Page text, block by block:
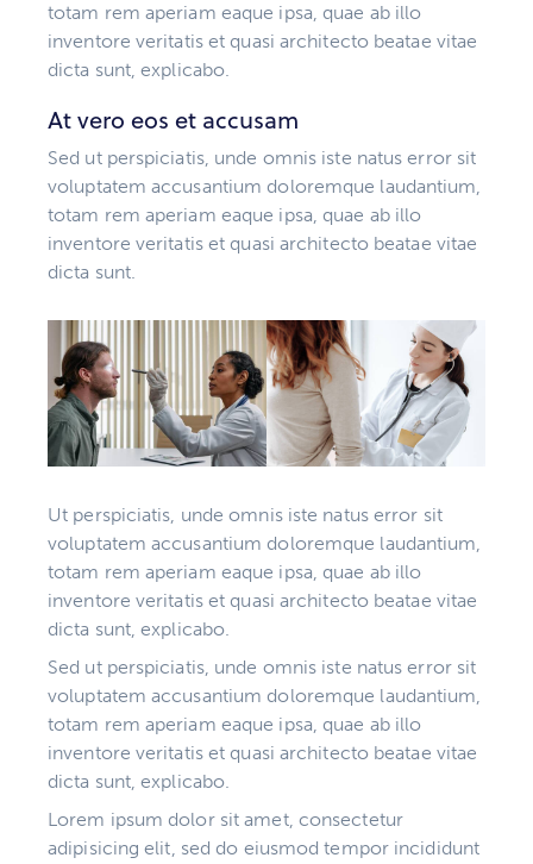
totam rem aperiam eaque ipsa, quae ab illo
inventore veritatis et quasi architecto beatae vitae
dicta sunt, explicabo.
At vero eos et accusam
Sed ut perspiciatis, unde omnis iste natus error sit
voluptatem accusantium doloremque laudantium,
totam rem aperiam eaque ipsa, quae ab illo
inventore veritatis et quasi architecto beatae vitae
dicta sunt.
Ut perspiciatis, unde omnis iste natus error sit
voluptatem accusantium doloremque laudantium,
totam rem aperiam eaque ipsa, quae ab illo
inventore veritatis et quasi architecto beatae vitae
dicta sunt, explicabo.
Sed ut perspiciatis, unde omnis iste natus error sit
voluptatem accusantium doloremque laudantium,
totam rem aperiam eaque ipsa, quae ab illo
inventore veritatis et quasi architecto beatae vitae
dicta sunt, explicabo.
Lorem ipsum dolor sit amet, consectetur
adipisicing elit, sed do eiusmod tempor incididunt